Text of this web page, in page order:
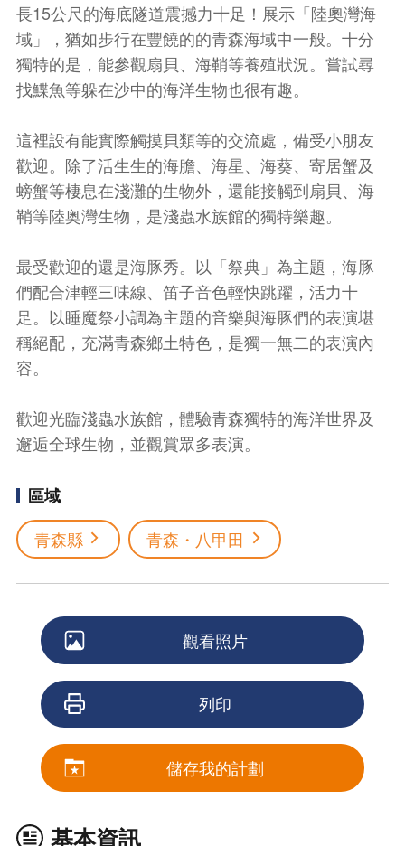
長15公尺的海底隧道震撼力十足！展示「陸奧灣海
域」，猶如步行在豐饒的的青森海域中一般。十分
獨特的是，能參觀扇貝、海鞘等養殖狀況。嘗試尋
找鰈魚等躲在沙中的海洋生物也很有趣。
這裡設有能實際觸摸貝類等的交流處，備受小朋友
歡迎。除了活生生的海膽、海星、海葵、寄居蟹及
螃蟹等棲息在淺灘的生物外，還能接觸到扇貝、海
鞘等陸奥灣生物，是淺蟲水族館的獨特樂趣。
最受歡迎的還是海豚秀。以「祭典」為主題，海豚
們配合津輕三味線、笛子音色輕快跳躍，活力十
足。以睡魔祭小調為主題的音樂與海豚們的表演堪
稱絕配，充滿青森鄉土特色，是獨一無二的表演內
容。
歡迎光臨淺蟲水族館，體驗青森獨特的海洋世界及
邂逅全球生物，並觀賞眾多表演。
區域
青森縣
青森・八甲田
觀看照片
列印
儲存我的計劃
基本資訊